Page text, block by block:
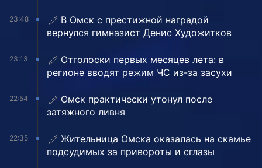
23:48
В Омск с престижной наградой
вернулся гимназист Денис Художитков
23:13
Отголоски первых месяцев лета: в
регионе вводят режим ЧС из-за засухи
22:54
Омск практически утонул после
затяжного ливня
22:35
Жительница Омска оказалась на скамье
подсудимых за привороты и сглазы